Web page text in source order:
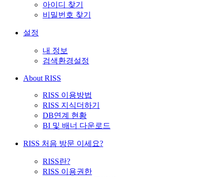
아이디 찾기
비밀번호 찾기
설정
내 정보
검색환경설정
About RISS
RISS 이용방법
RISS 지식더하기
DB연계 현황
BI 및 배너 다운로드
RISS 처음 방문 이세요?
RISS란?
RISS 이용권한